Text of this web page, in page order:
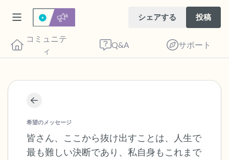
シェアする 投稿
コミュニテ
ィ
Q&A サポート
希望のメッセージ
皆さん、ここから抜け出すことは、人生で
最も難しい決断であり、私自身もこれまで
座り心地の良い場所を見つけてください。
目を軽く閉じて、深呼吸を数回します。鼻
から息を吸い（3つ数え）、口から息を吐
きます（3つ数え）。さあ、目を開けて周